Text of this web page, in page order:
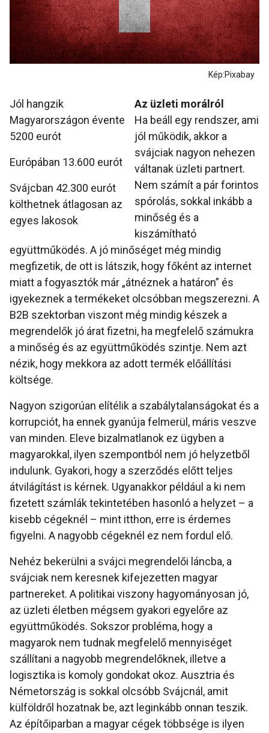
Kép:Pixabay
Jól hangzik
Magyarországon évente
5200 eurót
Európában 13.600 eurót
Svájcban 42.300 eurót
költhetnek átlagosan az
egyes lakosok
Az üzleti morálról
Ha beáll egy rendszer, ami
jól működik, akkor a
svájciak nagyon nehezen
váltanak üzleti partnert.
Nem számít a pár forintos
spórolás, sokkal inkább a
minőség és a
kiszámítható
együttműködés. A jó minőséget még mindig
megfizetik, de ott is látszik, hogy főként az internet
miatt a fogyasztók már „átnéznek a határon” és
igyekeznek a termékeket olcsóbban megszerezni. A
B2B szektorban viszont még mindig készek a
megrendelők jó árat fizetni, ha megfelelő számukra
a minőség és az együttműködés szintje. Nem azt
nézik, hogy mekkora az adott termék előállítási
költsége.
Nagyon szigorúan elítélik a szabálytalanságokat és a
korrupciót, ha ennek gyanúja felmerül, máris veszve
van minden. Eleve bizalmatlanok ez ügyben a
magyarokkal, ilyen szempontból nem jó helyzetből
indulunk. Gyakori, hogy a szerződés előtt teljes
átvilágítást is kérnek. Ugyanakkor például a ki nem
fizetett számlák tekintetében hasonló a helyzet – a
kisebb cégeknél – mint itthon, erre is érdemes
figyelni. A nagyobb cégeknél ez nem fordul elő.
Nehéz bekerülni a svájci megrendelői láncba, a
svájciak nem keresnek kifejezetten magyar
partnereket. A politikai viszony hagyományosan jó,
az üzleti életben mégsem gyakori egyelőre az
együttműködés. Sokszor probléma, hogy a
magyarok nem tudnak megfelelő mennyiséget
szállítani a nagyobb megrendelőknek, illetve a
logisztika is komoly gondokat okoz. Ausztria és
Németország is sokkal olcsóbb Svájcnál, amit
külföldről hozatnak be, azt leginkább onnan teszik.
Az építőiparban a magyar cégek többsége is ilyen